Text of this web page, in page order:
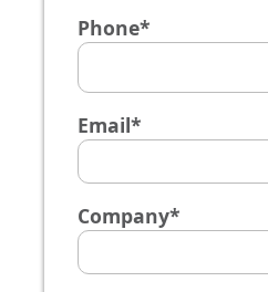
Phone*
Email*
Company*